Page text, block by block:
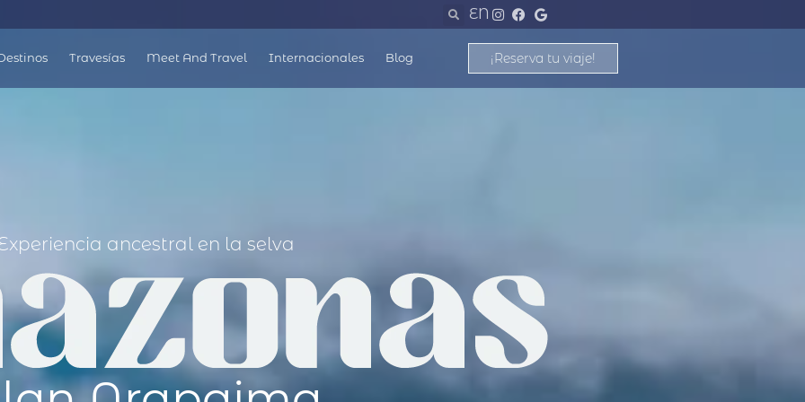
EN
Travesías Meet And Travel Internacionales Blog ¡Reserva tu viaje!
ancestral en la selva